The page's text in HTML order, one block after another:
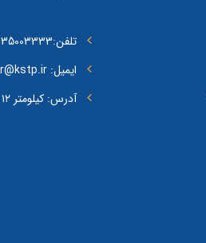
تلفن:35003333-051
ایمیل: dabir@kstp.ir
آدرس: کیلومتر ۱۲ بزرگراه آسیایی